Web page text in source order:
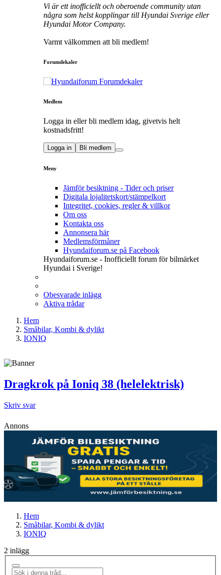
Vi är ett inofficiellt och oberoende community utan
några som helst kopplingar till Hyundai Sverige eller
Hyundai Motor Company.
Varmt välkommen att bli medlem!
Forumdekaler
Medlem
Logga in eller bli medlem idag, givetvis helt
kostnadsfritt!
Logga in Bli medlem
Meny
Jämför besiktning - Tider och priser
Digitala lojalitetskort/stämpelkort
Integritet, cookies, regler & villkor
Om oss
Kontakta oss
Annonsera här
Medlemsförmåner
Hyundaiforum.se på Facebook
Hyundaiforum.se - Inofficiellt forum för bilmärket
Hyundai i Sverige!
Obesvarade inlägg
Aktiva trådar
Hem
Småbilar, Kombi & dylikt
IONIQ
Dragkrok på Ioniq 38 (helelektrisk)
Skriv svar
Annons
Hem
Småbilar, Kombi & dylikt
IONIQ
2 inlägg